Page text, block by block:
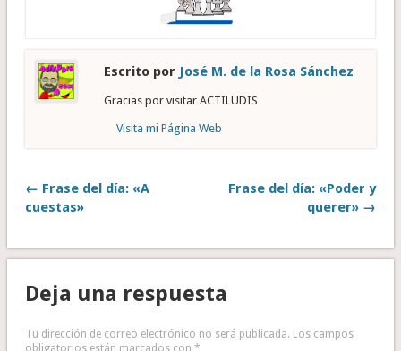
Escrito por José M. de la Rosa Sánchez
Gracias por visitar ACTILUDIS
Visita mi Página Web
← Frase del día: «A
cuestas»
Frase del día: «Poder y
querer» →
Deja una respuesta
Tu dirección de correo electrónico no será publicada. Los campos
obligatorios están marcados con *